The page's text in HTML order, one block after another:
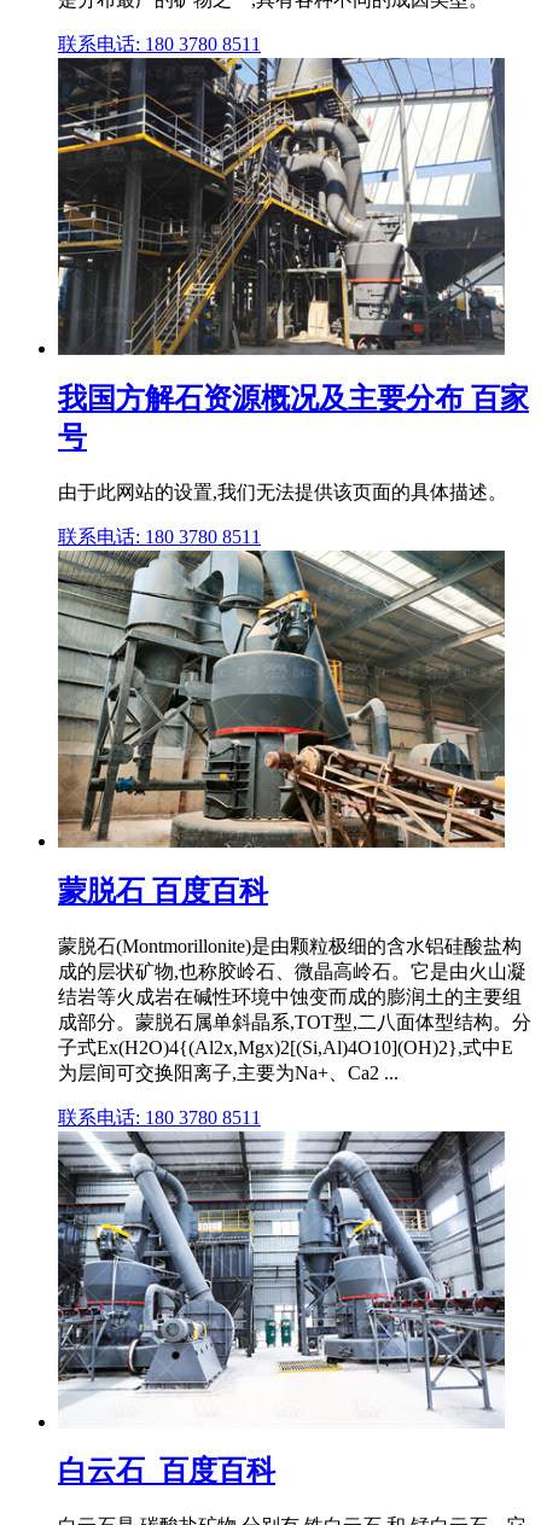
联系电话: 180 3780 8511
我国方解石资源概况及主要分布 百家
号
由于此网站的设置,我们无法提供该页面的具体描述。
联系电话: 180 3780 8511
蒙脱石 百度百科
蒙脱石(Montmorillonite)是由颗粒极细的含水铝硅酸盐构
成的层状矿物,也称胶岭石、微晶高岭石。它是由火山凝
结岩等火成岩在碱性环境中蚀变而成的膨润土的主要组
成部分。蒙脱石属单斜晶系,TOT型,二八面体型结构。分
子式Ex(H2O)4{(Al2x,Mgx)2[(Si,Al)4O10](OH)2},式中E
为层间可交换阳离子,主要为Na+、Ca2 ...
联系电话: 180 3780 8511
白云石_百度百科